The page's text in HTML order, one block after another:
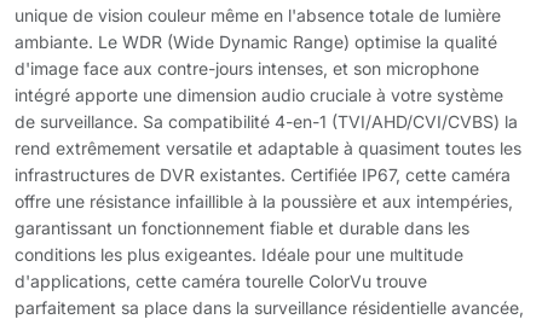
unique de vision couleur même en l'absence totale de lumière
ambiante. Le WDR (Wide Dynamic Range) optimise la qualité
d'image face aux contre-jours intenses, et son microphone
intégré apporte une dimension audio cruciale à votre système
de surveillance. Sa compatibilité 4-en-1 (TVI/AHD/CVI/CVBS) la
rend extrêmement versatile et adaptable à quasiment toutes les
infrastructures de DVR existantes. Certifiée IP67, cette caméra
offre une résistance infaillible à la poussière et aux intempéries,
garantissant un fonctionnement fiable et durable dans les
conditions les plus exigeantes. Idéale pour une multitude
d'applications, cette caméra tourelle ColorVu trouve
parfaitement sa place dans la surveillance résidentielle avancée,